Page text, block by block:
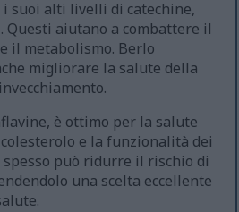
suoi alti livelli di catechine,
aiutano a combattere il
il metabolismo. Berlo
migliorare la salute della
è ottimo per la salute
e la funzionalità dei
può ridurre il rischio di
una scelta eccellente